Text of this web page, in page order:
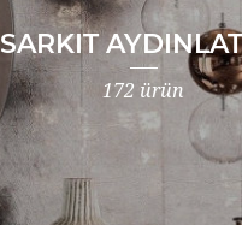
SARKIT
172 ürün